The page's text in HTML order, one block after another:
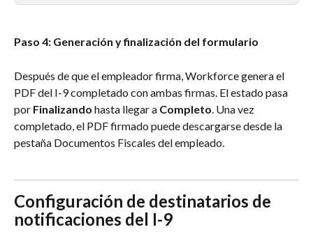
Paso 4: Generación y finalización del formulario
Después de que el empleador firma, Workforce genera el
PDF del I-9 completado con ambas firmas. El estado pasa
por Finalizando hasta llegar a Completo . Una vez
completado, el PDF firmado puede descargarse desde la
pestaña Documentos Fiscales del empleado.
Configuración de destinatarios de
notificaciones del I-9